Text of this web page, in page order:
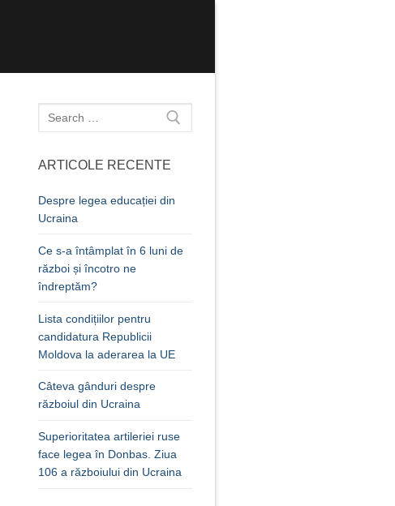
Caută
după:
ARTICOLE RECENTE
Despre legea educației din
Ucraina
Ce s-a întâmplat în 6 luni de
război și încotro ne
îndreptăm?
Lista condițiilor pentru
candidatura Republicii
Moldova la aderarea la UE
Câteva gânduri despre
războiul din Ucraina
Superioritatea artileriei ruse
face legea în Donbas. Ziua
106 a războiului din Ucraina